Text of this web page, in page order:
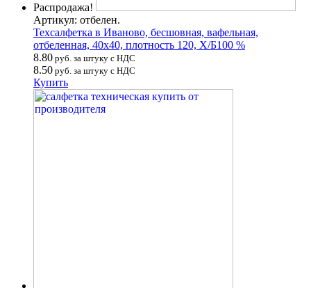
Распродажа!
Артикул: отбелен.
Техсалфетка в Иваново, бесшовная, вафельная,
отбеленная, 40х40, плотность 120, Х/Б100 %
8.80 руб. за штуку с НДС
8.50 руб. за штуку с НДС
Купить